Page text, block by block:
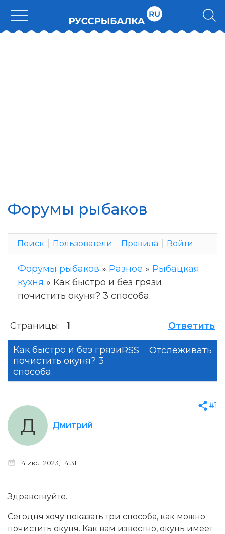
Форумы рыбаков
Поиск Пользователи Правила Войти
Форумы рыбаков » Разное » Рыбацкая
кухня » Как быстро и без грязи
почистить окуня? 3 способа.
Страницы: 1 Ответить
RSS Отслеживать
Как быстро и без грязи
почистить окуня? 3
способа.
Дмитрий
Д
#1
14 июл 2023, 14:31
Здравствуйте.
Сегодня хочу показать три способа, как можно
почистить окуня. Как вам известно, окунь имеет